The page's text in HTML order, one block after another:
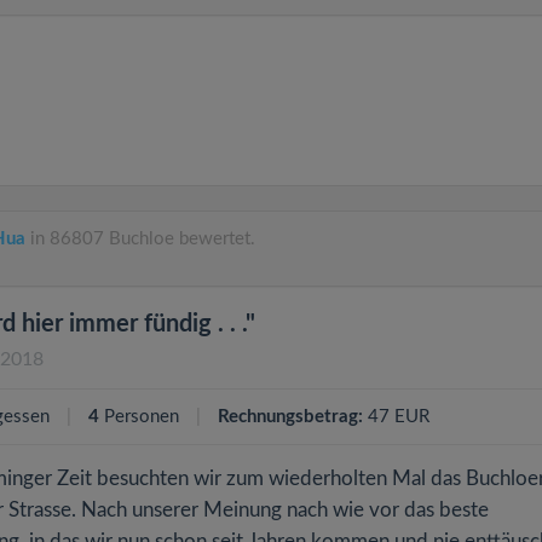
in 86807 Buchloe bewertet.
hier immer fündig . . ."
4 Personen Rechnungsbetrag: 47 EUR
Zeit besuchten wir zum wiederholten Mal das
Nach unserer Meinung nach wie vor das beste